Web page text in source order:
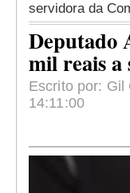
servidora da
Deputado
mil reais
Escrito por: Gil
14:11:00